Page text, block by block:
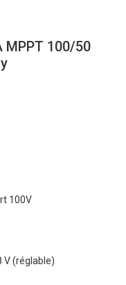
MPPT 100/50
100V
V (réglable)